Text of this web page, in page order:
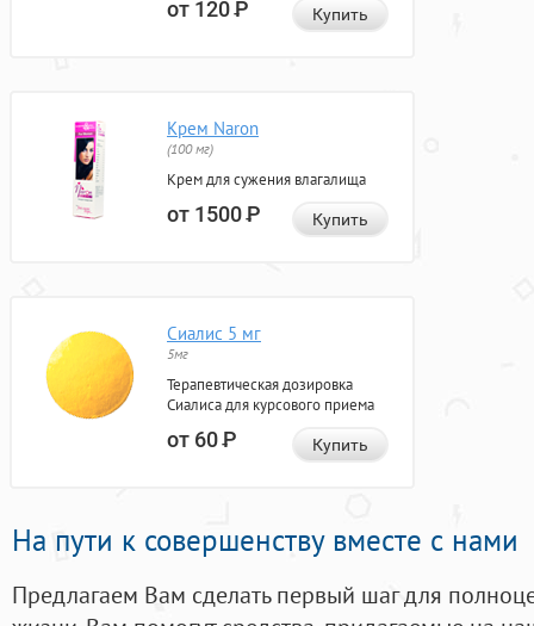
от 120Р Купить
Крем Naron
(100 мг)
Крем для сужения влагалища
от 1500Р Купить
Сиалис 5 мг
5мг
Терапевтическая дозировка
Сиалиса для курсового приема
от 60Р Купить
На пути к совершенству вместе с нами
Предлагаем Вам сделать первый шаг для